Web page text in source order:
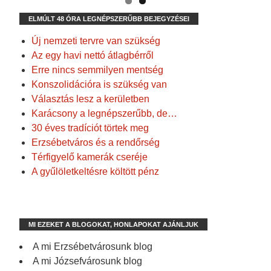
ELMÚLT 48 ÓRA LEGNÉPSZERŰBB BEJEGYZÉSEI
Új nemzeti tervre van szükség
Az egy havi nettó átlagbérről
Erre nincs semmilyen mentség
Konszolidációra is szükség van
Választás lesz a kerületben
Karácsony a legnépszerűbb, de…
30 éves tradíciót törtek meg
Erzsébetváros és a rendőrség
Térfigyelő kamerák cseréje
A gyűlöletkeltésre költött pénz
MI EZEKET A BLOGOKAT, HONLAPOKAT AJÁNLJUK
A mi Erzsébetvárosunk blog
A mi Józsefvárosunk blog